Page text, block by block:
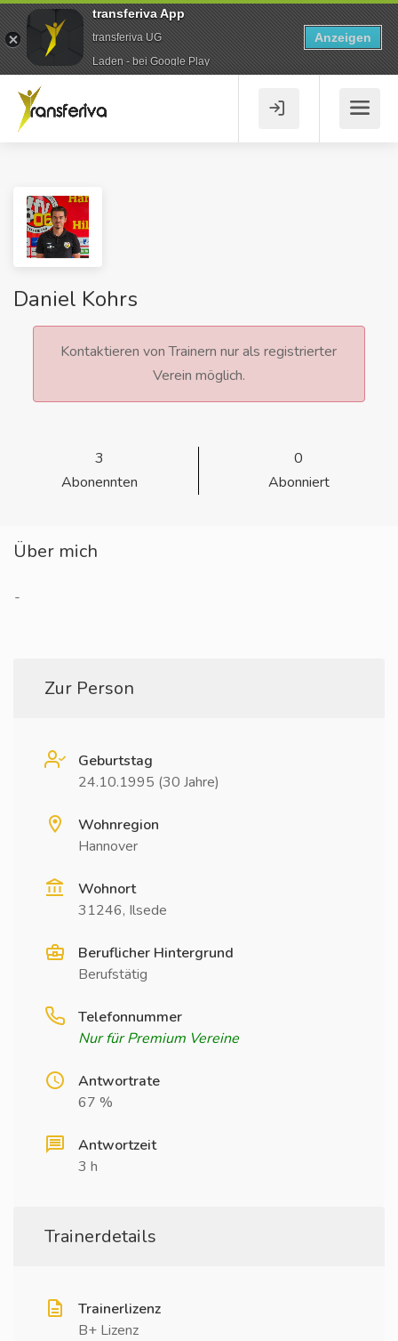
Daniel Kohrs
Kontaktieren von Trainern nur als registrierter
Verein möglich.
3
Abonennten
0
Abonniert
Über mich
-
Zur Person
Geburtstag
24.10.1995 (30 Jahre)
Wohnregion
Hannover
Wohnort
31246, Ilsede
Beruflicher Hintergrund
Berufstätig
Telefonnummer
Nur für Premium Vereine
Antwortrate
67 %
Antwortzeit
3 h
Trainerdetails
Trainerlizenz
B+ Lizenz
transferiva App
transferiva UG
Laden - bei Google Play
Anzeigen